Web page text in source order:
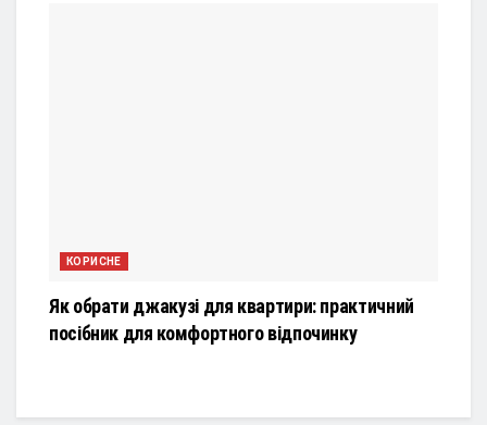
КОРИСНЕ
Як обрати джакузі для квартири: практичний
посібник для комфортного відпочинку